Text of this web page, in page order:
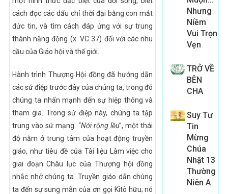
cách đọc các dấu chỉ thời đại bằng con mắt
đức tin, và tìm cách đáp ứng với sự trung
thành năng động (x. VC 37) đối với các nhu
cầu của Giáo hội và thế giới.
Hành trình Thượng Hội đồng đã hướng dẫn
các sứ điệp trước đây của chúng ta, trong đó
chúng ta nhấn mạnh đến sự hiệp thông và
tham gia. Trong sứ điệp này, chúng ta tập
trung vào sứ mạng: “Nới rộng lều”, một thái
độ nằm ở trung tâm của hoạt động truyền
giáo, như tiêu đề của Tài liệu Làm việc cho
giai đoạn Châu lục của Thượng hội đồng
nhắc nhở chúng ta. Truyền giáo dẫn chúng
ta đến sự sung mãn của ơn gọi Kitô hữu; nó
Nhưng
Niềm
Vui Trọn
Vẹn
TRỞ VỀ
BÊN
CHA
Suy Tư
Tin
Mừng
Chúa
Nhật 13
Thường
Niên A